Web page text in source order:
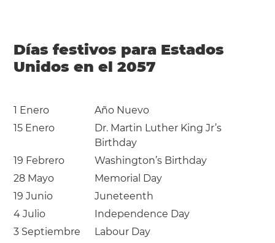
Días festivos para Estados
Unidos en el 2057
1 Enero
Año Nuevo
15 Enero
Dr. Martin Luther King Jr’s
Birthday
19 Febrero
Washington’s Birthday
28 Mayo
Memorial Day
19 Junio
Juneteenth
4 Julio
Independence Day
3 Septiembre
Labour Day